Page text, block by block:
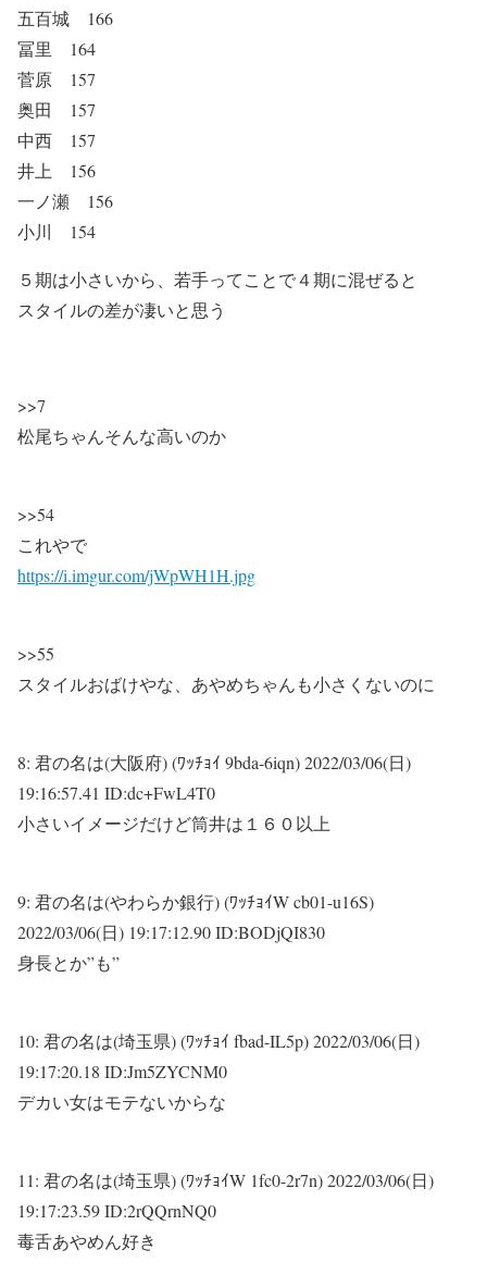
五百城 166
冨里 164
菅原 157
奥田 157
中西 157
井上 156
一ノ瀬 156
小川 154
５期は小さいから、若手ってことで４期に混ぜると
スタイルの差が凄いと思う
>>7
松尾ちゃんそんな高いのか
>>54
これやで
https://i.imgur.com/jWpWH1H.jpg
>>55
スタイルおばけやな、あやめちゃんも小さくないのに
8: 君の名は(大阪府) (ﾜｯﾁｮｲ 9bda-6iqn)2022/03/06(日)
19:16:57.41 ID:dc+FwL4T0
小さいイメージだけど筒井は１６０以上
9: 君の名は(やわらか銀行) (ﾜｯﾁｮｲW cb01-u16S)
2022/03/06(日) 19:17:12.90 ID:BODjQI830
身長とか”も”
10: 君の名は(埼玉県) (ﾜｯﾁｮｲ fbad-IL5p)2022/03/06(日)
19:17:20.18 ID:Jm5ZYCNM0
デカい女はモテないからな
11: 君の名は(埼玉県) (ﾜｯﾁｮｲW 1fc0-2r7n)2022/03/06(日)
19:17:23.59 ID:2rQQrnNQ0
毒舌あやめん好き